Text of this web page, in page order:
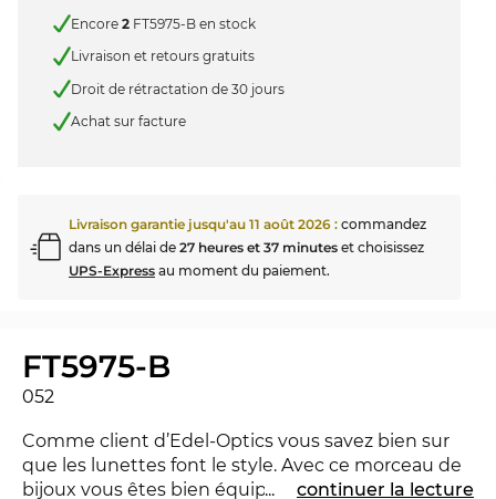
Encore 2 FT5975-B en stock
Livraison et retours gratuits
Droit de rétractation de 30 jours
Achat sur facture
Livraison garantie jusqu'au 11 août 2026 : commandez
dans un délai de 27 heures et 37 minutes et choisissez
UPS-Express au moment du paiement.
FT5975-B
052
Comme client d’Edel-Optics vous savez bien sur
que les lunettes font le style. Avec ce morceau de
bijoux vous êtes bien équipé à l'Office ainsi que
... continuer la lecture